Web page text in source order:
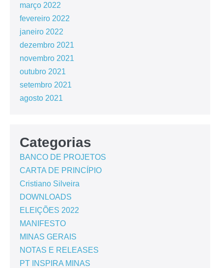
março 2022
fevereiro 2022
janeiro 2022
dezembro 2021
novembro 2021
outubro 2021
setembro 2021
agosto 2021
Categorias
BANCO DE PROJETOS
CARTA DE PRINCÍPIO
Cristiano Silveira
DOWNLOADS
ELEIÇÕES 2022
MANIFESTO
MINAS GERAIS
NOTAS E RELEASES
PT INSPIRA MINAS